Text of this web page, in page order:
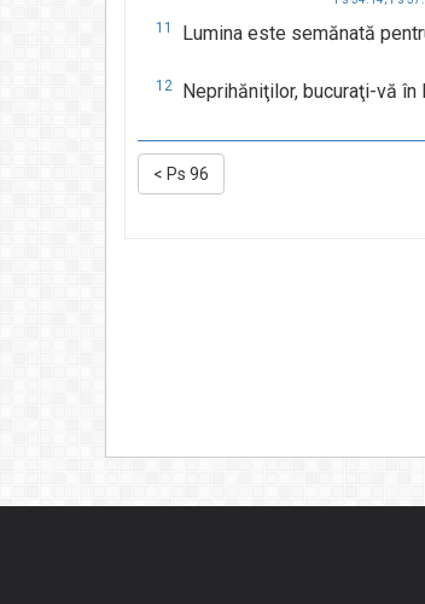
11 Lumina este semănată
12 Neprihăniţilor, bucuraţi-vă
< Ps 96